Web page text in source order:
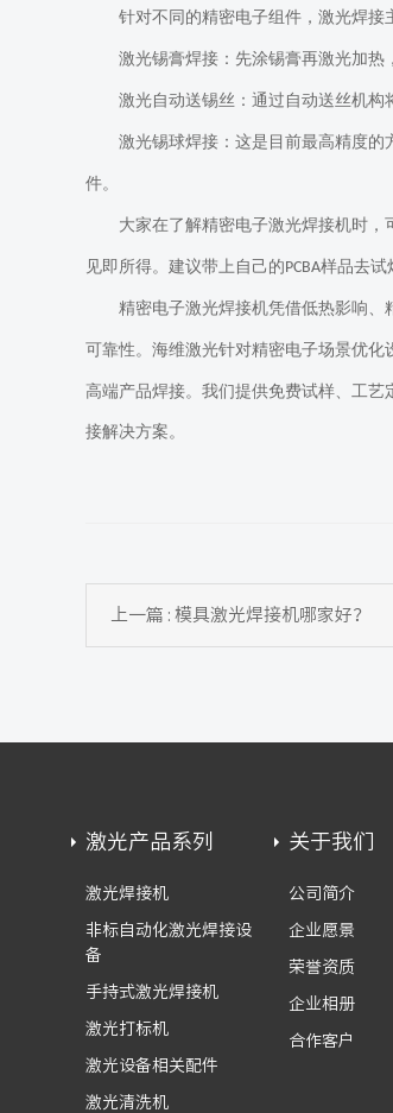
针对不同的精密电子组件，激光焊接
激光锡膏焊接：先涂锡膏再激光加热
激光自动送锡丝：通过自动送丝机构
激光锡球焊接：这是目前最高精度的
件。
大家在了解精密电子激光焊接机时 ，
见即所得。建议带上自己的PCBA样品去试
精密电子激光焊接机凭借低热影响、
可靠性。海维激光针对精密电子场景优
高端产品焊接。我们提供免费试样、工
接解决方案。
上一篇 : 模具激光焊接机哪家好？
激光产品系列
激光焊接机
非标自动化激光焊接设
备
手持式激光焊接机
激光打标机
激光设备相关配件
激光清洗机
关于我们
公司简介
企业愿景
荣誉资质
企业相册
合作客户